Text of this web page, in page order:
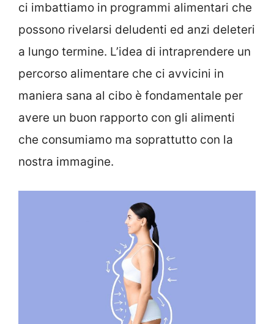
ci imbattiamo in programmi alimentari che
possono rivelarsi deludenti ed anzi deleteri
a lungo termine. L’idea di intraprendere un
percorso alimentare che ci avvicini in
maniera sana al cibo è fondamentale per
avere un buon rapporto con gli alimenti
che consumiamo ma soprattutto con la
nostra immagine.